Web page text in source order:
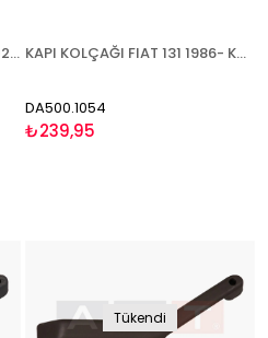
DIŞ KAPI KOLU FIAT ALBEA 2002-2009 DIŞ KAPI KOLU ÖN-ARKA SAĞ KAPI KOLÇAĞI FIAT 131 1986- KAPI KOLÇAĞI KAHVE SOL
DA500.1054
₺239,95
Tükendi